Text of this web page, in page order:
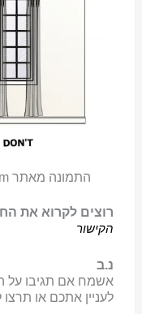
התמונה מאתר http://www.mellaniedesign.com
רוצים לקרוא את
הקישור
נ.ב
אשמח אם תגיבו על
לעניין אתכם או